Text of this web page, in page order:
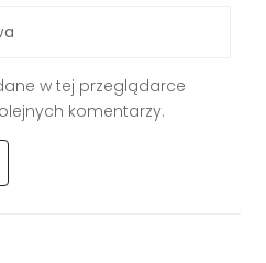
w tej przeglądarce
komentarzy.